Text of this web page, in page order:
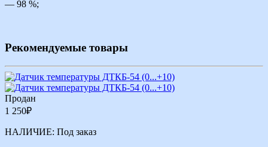
— 98 %;
Рекомендуемые товары
Продан
1 250₽
НАЛИЧИЕ: Под заказ